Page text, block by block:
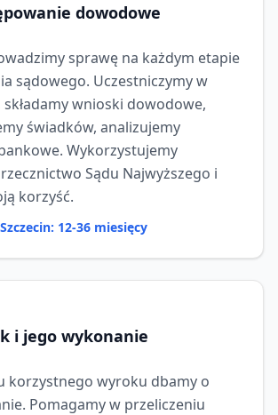
dowodowe
sprawę na każdym etapie
sądowego. Uczestniczymy w
wnioski dowodowe,
świadków, analizujemy
Wykorzystujemy
Sądu Najwyższego i
korzyść.
12-36 miesięcy
i jego wykonanie
korzystnego wyroku dbamy o
Pomagamy w przeliczeniu